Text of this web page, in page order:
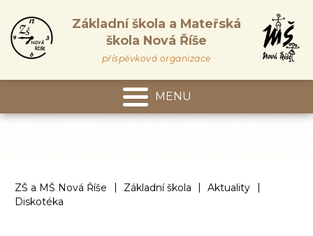
Základní škola a Mateřská
škola Nová Říše
příspěvková organizace
MENU
ZŠ a MŠ Nová Říše | Základní škola | Aktuality
|
Diskotéka